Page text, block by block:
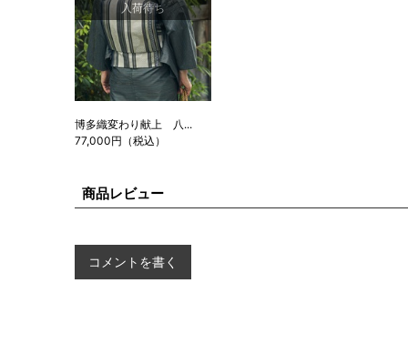
入荷待ち
博多織変わり献上 八...
77,000円（税込）
商品レビュー
コメントを書く